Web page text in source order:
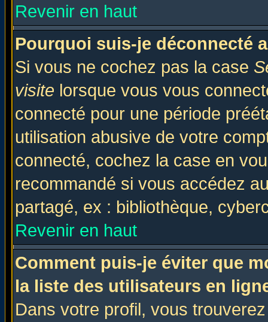
Revenir en haut
Pourquoi suis-je déconnecté
Si vous ne cochez pas la case
visite lorsque vous vous
connecté pour une période
utilisation abusive de votre
connecté, cochez la case en
recommandé si vous accédez
partagé, ex : bibliothèque,
Revenir en haut
Comment puis-je éviter que
la liste des utilisateurs en
Dans votre profil, vous